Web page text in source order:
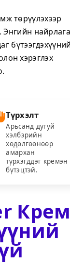
төрүүлэхээр
Энгийн
бүтээгдэхүүний
хэрэглэх
Түрхэлт
Арьсанд дугуй
хэлбэрийн
хөдөлгөөнөөр
амархан
түрхэгддэг кремэн
бүтэцтэй.
Крем